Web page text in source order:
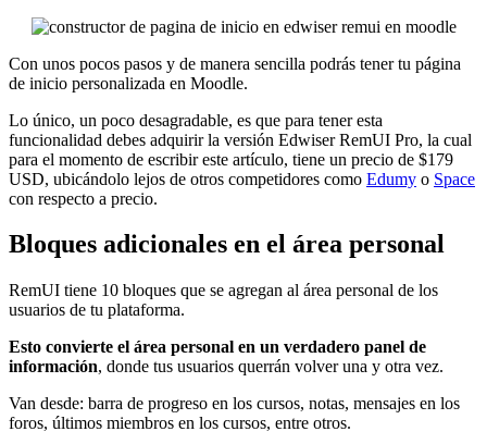
Con unos pocos pasos y de manera sencilla podrás tener tu página
de inicio personalizada en Moodle.
Lo único, un poco desagradable, es que para tener esta
funcionalidad debes adquirir la versión Edwiser RemUI Pro, la cual
para el momento de escribir este artículo, tiene un precio de $179
USD, ubicándolo lejos de otros competidores como Edumy o Space
con respecto a precio.
Bloques adicionales en el área personal
RemUI tiene 10 bloques que se agregan al área personal de los
usuarios de tu plataforma.
Esto convierte el área personal en un verdadero panel de
información, donde tus usuarios querrán volver una y otra vez.
Van desde: barra de progreso en los cursos, notas, mensajes en los
foros, últimos miembros en los cursos, entre otros.